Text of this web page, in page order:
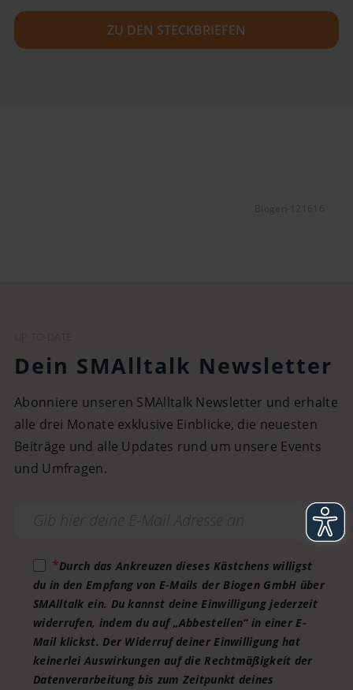
ZU DEN STECKBRIEFEN
Dein SMAlltalk Newsletter
Abonniere unseren SMAlltalk Newsletter und erhalte
alle drei Monate exklusive Einblicke, die neuesten
Beiträge und alle Updates rund um unsere Events
und Umfragen.
Durch das Ankreuzen dieses Kästchens willigst
du in den Empfang von E-Mails der Biogen GmbH über
SMAlltalk ein. Du kannst deine Einwilligung jederzeit
widerrufen, indem du auf „Abbestellen“ in einer E-
Mail klickst. Der Widerruf deiner Einwilligung hat
keinerlei Auswirkungen auf die Rechtmäßigkeit der
Datenverarbeitung bis zum Zeitpunkt deines